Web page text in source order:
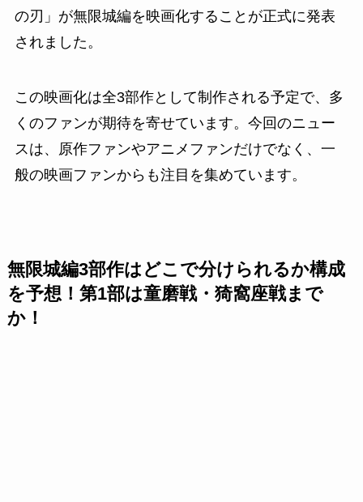
の刃」が無限城編を映画化することが正式に発表
されました。
この映画化は全3部作として制作される予定で、多
くのファンが期待を寄せています。今回のニュー
スは、原作ファンやアニメファンだけでなく、一
般の映画ファンからも注目を集めています。
無限城編3部作はどこで分けられるか構成
を予想！第1部は童磨戦・猗窩座戦まで
か！